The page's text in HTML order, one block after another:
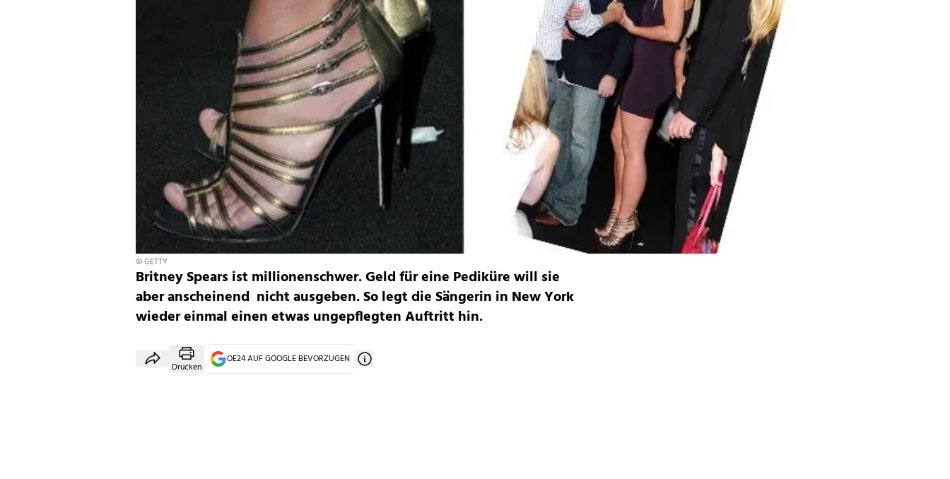
© GETTY
Britney Spears ist millionenschwer. Geld für eine Pediküre will sie
aber anscheinend nicht ausgeben. So legt die Sängerin in New York
wieder einmal einen etwas ungepflegten Auftritt hin.
Drucken
OE24 AUF GOOGLE BEVORZUGEN